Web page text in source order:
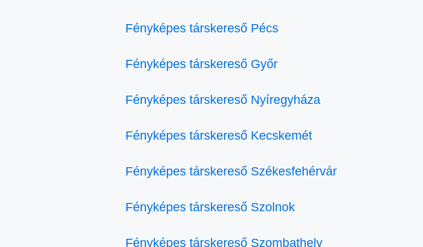
Fényképes társkereső Pécs
Fényképes társkereső Győr
Fényképes társkereső Nyíregyháza
Fényképes társkereső Kecskemét
Fényképes társkereső Székesfehérvár
Fényképes társkereső Szolnok
Fényképes társkereső Szombathely